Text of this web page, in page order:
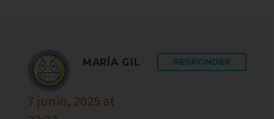
MARÍA GIL
7 junio, 2025 at
RESPONDER